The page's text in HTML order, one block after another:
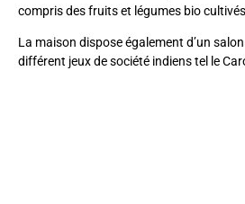
compris des fruits et légumes bio
La maison dispose également d’un
différent jeux de société indiens tel le